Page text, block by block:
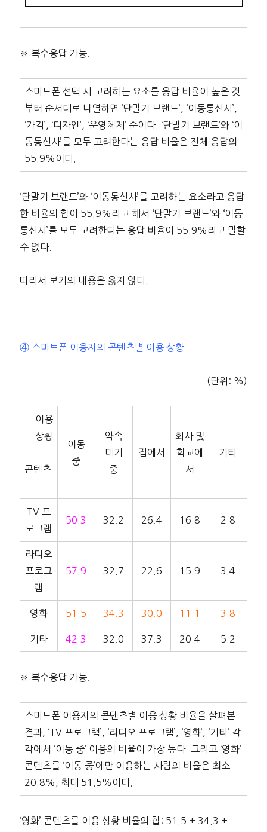
※ 복수응답 가능.
스마트폰 선택 시 고려하는 요소를 응답 비율이 높은 것
부터 순서대로 나열하면 ‘단말기 브랜드’, ‘이동통신사’,
‘가격’, ‘디자인’, ‘운영체제’ 순이다. ‘단말기 브랜드’와 ‘이
동통신사’를 모두 고려한다는 응답 비율은 전체 응답의
55.9%이다.
‘단말기 브랜드’와 ‘이동통신사’를 고려하는 요소라고 응답
한 비율의 합이 55.9%라고 해서 ‘단말기 브랜드’와 ‘이동
통신사’를 모두 고려한다는 응답 비율이 55.9%라고 말할
수 없다.
따라서 보기의 내용은 옳지 않다.
④ 스마트폰 이용자의 콘텐츠별 이용 상황
(단위: %)
이용
상황
콘텐츠
이동
중
약속
대기
중
집에서
회사 및
학교에
서
기타
TV 프
로그램
50.3 32.2 26.4 16.8 2.8
라디오
프로그
램
57.9 32.7 22.6 15.9 3.4
영화 51.5 34.3 30.0 11.1 3.8
기타 42.3 32.0 37.3 20.4 5.2
※ 복수응답 가능.
스마트폰 이용자의 콘텐츠별 이용 상황 비율을 살펴본
결과, ‘TV 프로그램’, ‘라디오 프로그램’, ‘영화’, ‘기타’ 각
각에서 ‘이동 중’ 이용의 비율이 가장 높다. 그리고 ‘영화’
콘텐츠를 ‘이동 중’에만 이용하는 사람의 비율은 최소
20.8%, 최대 51.5%이다.
‘영화’ 콘텐츠를 이용 상황 비율의 합: 51.5 + 34.3 +